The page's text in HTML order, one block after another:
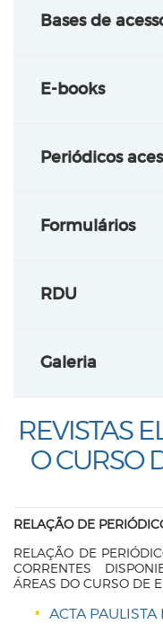
Bases de
E-books
Periódicos
Formulários
RDU
Galeria
REVISTAS
O CURSO
RELAÇÃO DE
RELAÇÃO DE
CORRENTES
ÁREAS DO CURSO DE
ACTA